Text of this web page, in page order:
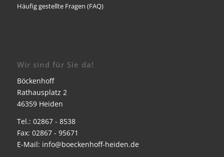
Häufig gestellte Fragen (FAQ)
Wir sind für Sie da!
Böckenhoff
Rathausplatz 2
46359 Heiden
Tel.: 02867 - 8538
Fax: 02867 - 95671
E-Mail: info@boeckenhoff-heiden.de